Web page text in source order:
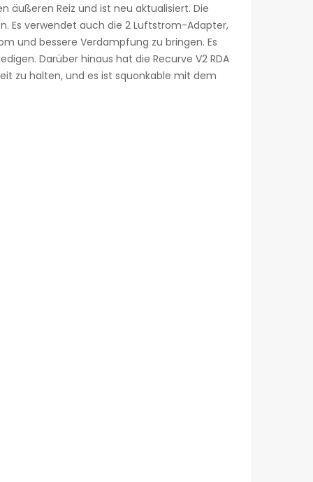
Reiz und ist neu aktualisiert. Die
Es verwendet auch die 2 Luftstrom-Adapter,
und bessere Verdampfung zu bringen. Es
Darüber hinaus hat die Recurve V2 RDA
zu halten, und es ist squonkable mit dem